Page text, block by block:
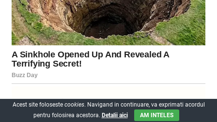
Acest site foloseste cookies. Navigand in continuare, va exprimati acordul
pentru folosirea acestora. Detalii aici AM INTELES